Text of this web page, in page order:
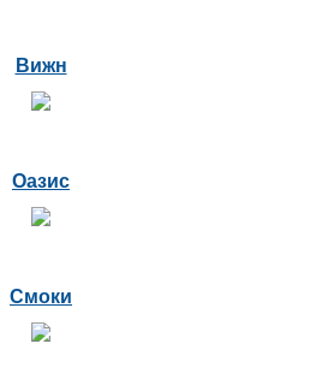
Вижн
Оазис
Смоки